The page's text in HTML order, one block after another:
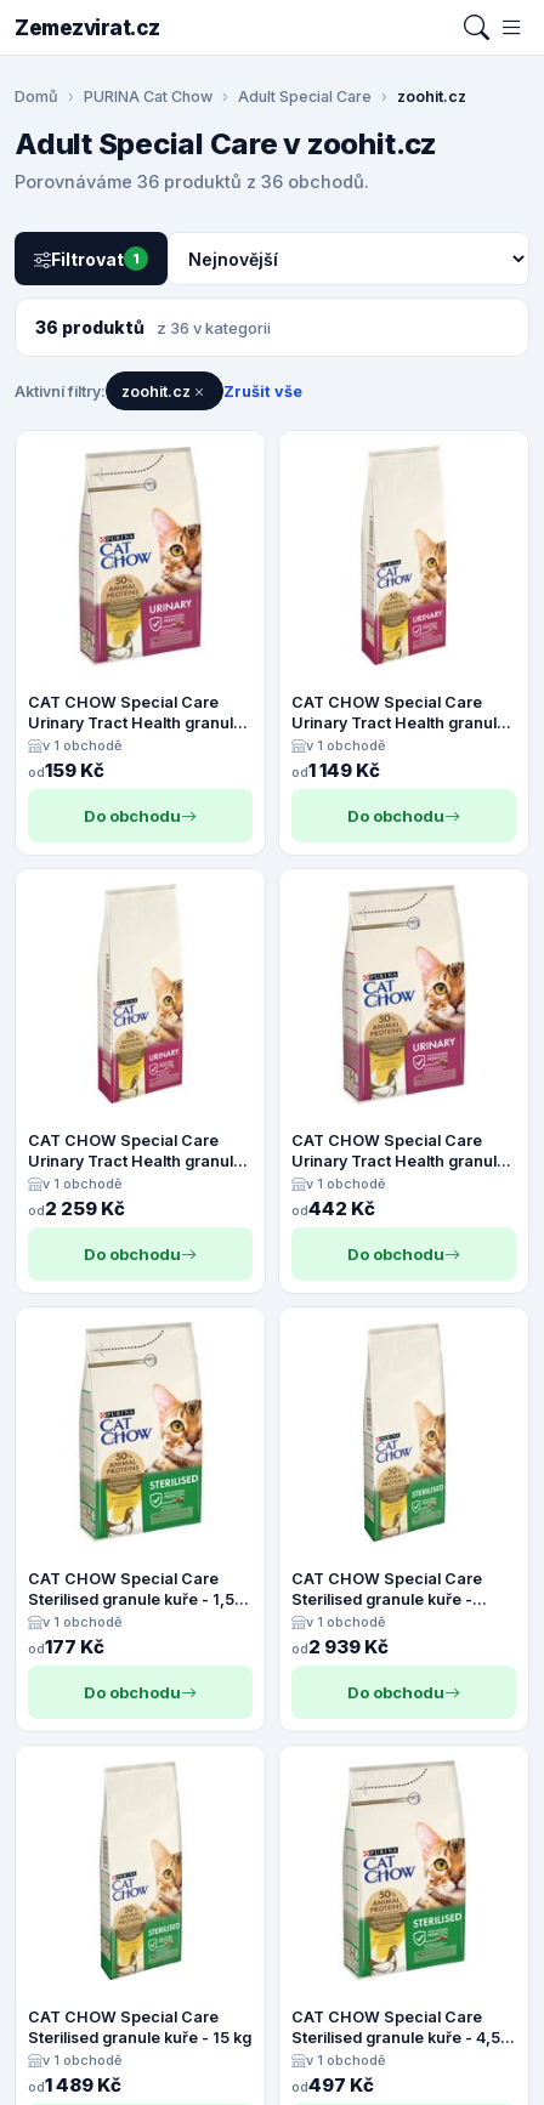
Zemezvirat.cz
Domů PURINA Cat Chow Adult Special Care zoohit.cz
Adult Special Care v zoohit.cz
Porovnáváme 36 produktů z 36 obchodů.
Filtrovat 1
36 produktů z 36 v kategorii
Aktivní filtry: zoohit.cz Zrušit vše
CAT CHOW Special Care
Urinary Tract Health granule
kuře - 1,5 kg
v 1 obchodě
od159 Kč
Do obchodu
CAT CHOW Special Care
Urinary Tract Health granule
kuře - 15 kg
v 1 obchodě
od1 149 Kč
Do obchodu
CAT CHOW Special Care
Urinary Tract Health granule
kuře - Výhodné balení 2 x 15
kg
v 1 obchodě
od2 259 Kč
Do obchodu
CAT CHOW Special Care
Urinary Tract Health granule
kuře - 4,5 kg
v 1 obchodě
od442 Kč
Do obchodu
CAT CHOW Special Care
Sterilised granule kuře - 1,5
kgv 1 obchodě
od177 Kč
Do obchodu
CAT CHOW Special Care
Sterilised granule kuře -
Výhodné balení 2 x 15 kg
v 1 obchodě
od2 939 Kč
Do obchodu
CAT CHOW Special Care
Sterilised granule kuře - 15 kg
v 1 obchodě
od1 489 Kč
CAT CHOW Special Care
Sterilised granule kuře - 4,5
kgv 1 obchodě
od497 Kč